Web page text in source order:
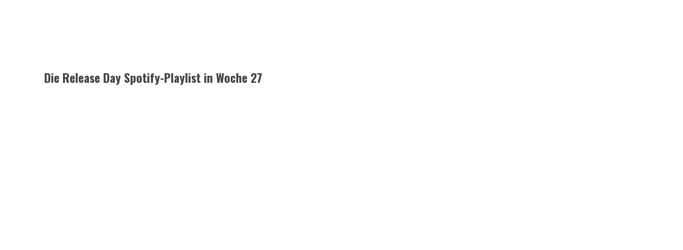
Die Release Day Spotify-Playlist in Woche 27